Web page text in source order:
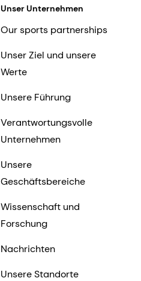
Unser Unternehmen
Our sports partnerships
Unser Ziel und unsere
Werte
Unsere Führung
Verantwortungsvolle
Unternehmen
Unsere
Geschäftsbereiche
Wissenschaft und
Forschung
Nachrichten
Unsere Standorte